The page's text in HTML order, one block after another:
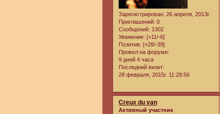
Зарегистрирован: 26 апреля, 2013г.
Приглашений: 0
Сообщений: 1302
Уважение: [+11/-6]
Позитив: [+28/-39]
Провел на форуме:
9 дней 4 часа
Последний визит:
28 февраля, 2015г. 11:28:56
Creux du van
Активный участник